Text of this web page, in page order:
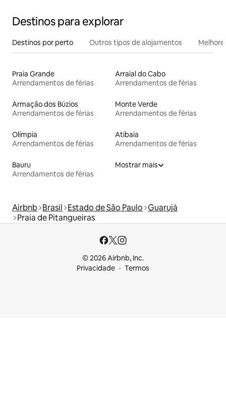
Destinos para explorar
Destinos por perto Outros tipos de alojamentos
Praia Grande
Arrendamentos de férias
Arraial do Cabo
Arrendamentos de férias
Armação dos Búzios
Arrendamentos de férias
Monte Verde
Arrendamentos de férias
Olímpia
Arrendamentos de férias
Atibaia
Arrendamentos de férias
Bauru
Arrendamentos de férias
Mostrar mais
Airbnb Brasil Estado de São Paulo Guarujá
Praia de Pitangueiras
© 2026 Airbnb, Inc.
Privacidade
Termos